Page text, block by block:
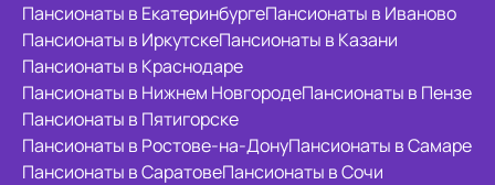
Пансионаты в ЕкатеринбургеПансионаты в Иваново
Пансионаты в ИркутскеПансионаты в Казани
Пансионаты в Краснодаре
Пансионаты в Нижнем НовгородеПансионаты в Пензе
Пансионаты в Пятигорске
Пансионаты в Ростове-на-ДонуПансионаты в Самаре
Пансионаты в СаратовеПансионаты в Сочи